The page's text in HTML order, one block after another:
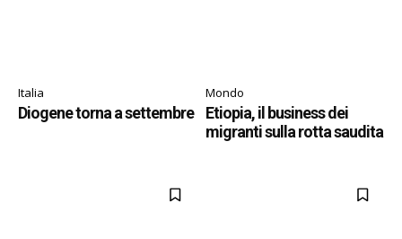
Italia
Diogene torna a settembre
Mondo
Etiopia, il business dei
migranti sulla rotta saudita